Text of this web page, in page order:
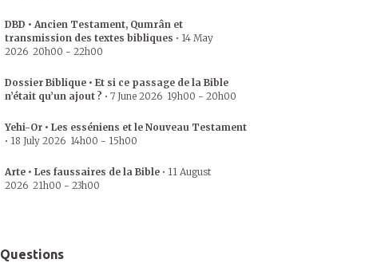
DBD • Ancien Testament, Qumrân et
transmission des textes bibliques • 14 May
2026 20h00 - 22h00
Dossier Biblique • Et si ce passage de la Bible
n’était qu’un ajout ? • 7 June 2026 19h00 - 20h00
Yehi-Or • Les esséniens et le Nouveau Testament
• 18 July 2026 14h00 - 15h00
Arte • Les faussaires de la Bible • 11 August
2026 21h00 - 23h00
Questions